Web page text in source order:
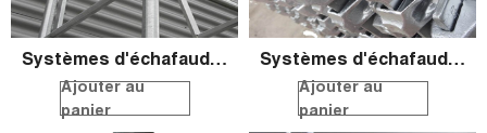
Systèmes d'échafaudage ronds QS
Ajouter au
panier
Systèmes d'échafaudage ronds QS
Ajouter au
panier